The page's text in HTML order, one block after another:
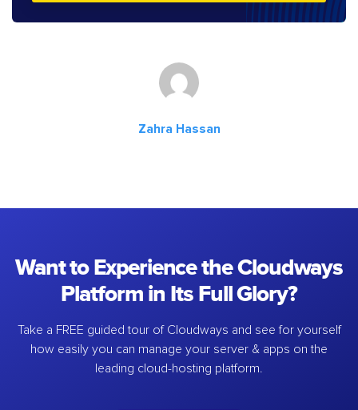
Zahra Hassan
Want to Experience the Cloudways
Platform in Its Full Glory?
Take a FREE guided tour of Cloudways and see for yourself
how easily you can manage your server & apps on the
leading cloud-hosting platform.